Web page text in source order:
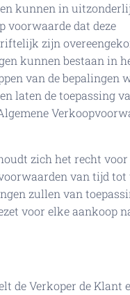
kunnen in
voorwaarde dat deze
zijn
kunnen bestaan in
van de bepalingen
laten de toepassing
zich het recht voor
van tijd tot
zullen van
voor elke aankoop
de Verkoper de Klant